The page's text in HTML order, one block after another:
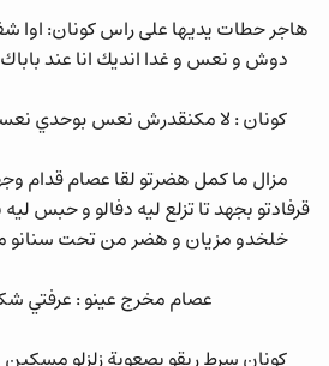
هاجر حطات يديها على راس كونان: اوا
دوش و نعس و غدا انديك انا عند باباك
كونان : لا مكنقدرش نعس بوحدي
مزال ما كمل هضرتو لقا عصام قدام
قرفادتو بجهد تا تزلع ليه دفالو و حبس
خلخدو مزيان و هضر من تحت سنانو
عصام مخرج عينو : عرفتي